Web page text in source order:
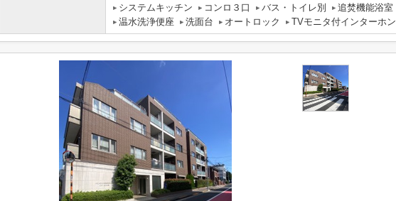
システムキッチン
コンロ３口 バス・トイレ別 追焚機能浴室
温水洗浄便座
洗面台 オートロック TVモニタ付インターホン